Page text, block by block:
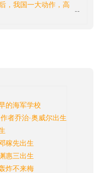
，我国一大动作，高
--
的海军学校
者乔治·奥威尔出生
稼先出生
惠三出生
炸不来梅